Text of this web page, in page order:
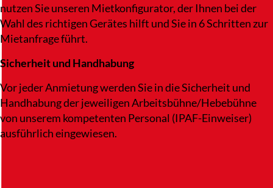
nutzen Sie unseren Mietkonfigurator, der Ihnen bei der
Wahl des richtigen Gerätes hilft und Sie in 6 Schritten zur
Mietanfrage führt.
Sicherheit und Handhabung
Vor jeder Anmietung werden Sie in die Sicherheit und
Handhabung der jeweiligen Arbeitsbühne/Hebebühne
von unserem kompetenten Personal (IPAF-Einweiser)
ausführlich eingewiesen.